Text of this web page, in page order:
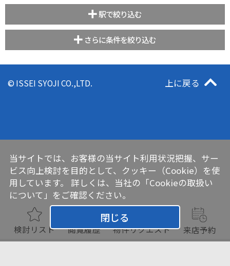
駅で絞り込む
さらに条件を絞り込む
© ISSEI SYOJI CO.,LTD. 上に戻る
検討リスト 閲覧履歴 物件リクエスト 来店予約
当サイトでは、お客様の当サイト利用状況把握、サー
ビス向上検討を目的として、クッキー（Cookie）を使
用しています。 詳しくは、当社の 「Cookieの取扱い
について」 をご確認ください。
閉じる